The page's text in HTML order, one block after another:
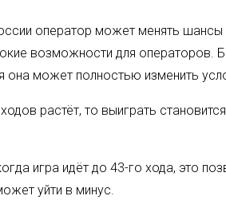
оператор может менять
возможности для операторов.
может полностью изменить
растёт, то выиграть
игра идёт до 43-го хода, это
уйти в минус.